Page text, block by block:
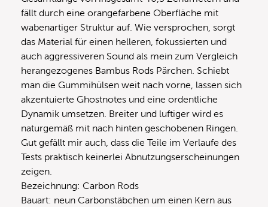
fällt durch eine orangefarbene Oberfläche mit
wabenartiger Struktur auf. Wie versprochen, sorgt
das Material für einen helleren, fokussierten und
auch aggressiveren Sound als mein zum Vergleich
herangezogenes Bambus Rods Pärchen. Schiebt
man die Gummihülsen weit nach vorne, lassen sich
akzentuierte Ghostnotes und eine ordentliche
Dynamik umsetzen. Breiter und luftiger wird es
naturgemäß mit nach hinten geschobenen Ringen.
Gut gefällt mir auch, dass die Teile im Verlaufe des
Tests praktisch keinerlei Abnutzungserscheinungen
zeigen.
Bezeichnung: Carbon Rods
Bauart: neun Carbonstäbchen um einen Kern aus